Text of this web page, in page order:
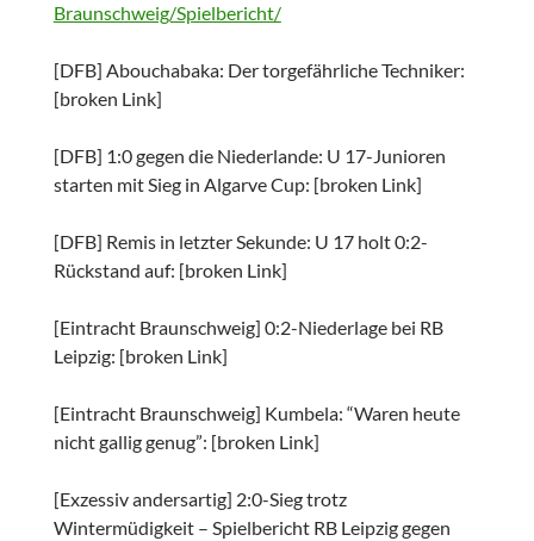
Braunschweig/Spielbericht/
[DFB] Abouchabaka: Der torgefährliche Techniker:
[broken Link]
[DFB] 1:0 gegen die Niederlande: U 17-Junioren
starten mit Sieg in Algarve Cup: [broken Link]
[DFB] Remis in letzter Sekunde: U 17 holt 0:2-
Rückstand auf: [broken Link]
[Eintracht Braunschweig] 0:2-Niederlage bei RB
Leipzig: [broken Link]
[Eintracht Braunschweig] Kumbela: “Waren heute
nicht gallig genug”: [broken Link]
[Exzessiv andersartig] 2:0-Sieg trotz
Wintermüdigkeit – Spielbericht RB Leipzig gegen